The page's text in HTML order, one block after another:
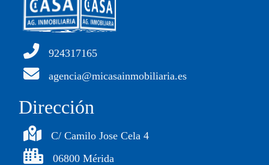
924317165
agencia@micasainmobiliaria.es
Dirección
C/ Camilo Jose Cela 4
06800 Mérida